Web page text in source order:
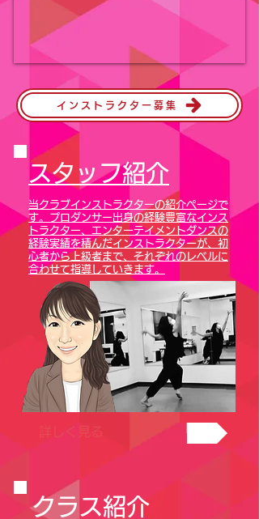
インストラクター募集
​スタッフ紹介
当クラブインストラクターの紹介ページで
す。プロダンサー出身の経験豊富なインス
トラクター、エンターテイメントダンスの
経験実績を積んだインストラクターが、初
心者から上級者まで、それぞれのレベルに
合わせて指導していきます。​
詳しく見る
クラス紹介